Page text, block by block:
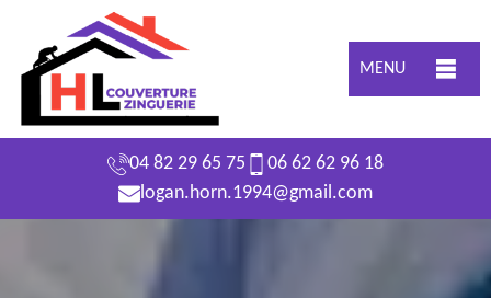
MENU
04 82 29 65 75
06 62 62 96 18
logan.horn.1994@gmail.com